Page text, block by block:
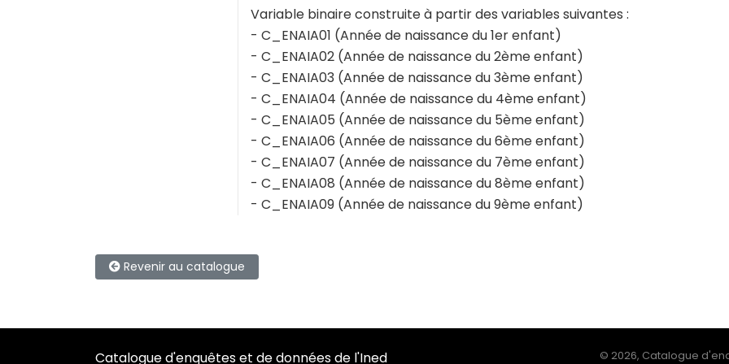
Variable binaire construite à partir des variables suivantes :
- C_ENAIA01 (Année de naissance du 1er enfant)
- C_ENAIA02 (Année de naissance du 2ème enfant)
- C_ENAIA03 (Année de naissance du 3ème enfant)
- C_ENAIA04 (Année de naissance du 4ème enfant)
- C_ENAIA05 (Année de naissance du 5ème enfant)
- C_ENAIA06 (Année de naissance du 6ème enfant)
- C_ENAIA07 (Année de naissance du 7ème enfant)
- C_ENAIA08 (Année de naissance du 8ème enfant)
- C_ENAIA09 (Année de naissance du 9ème enfant)
Revenir au catalogue
Catalogue d'enquêtes et de données de l'Ined © 2026, Catalogue